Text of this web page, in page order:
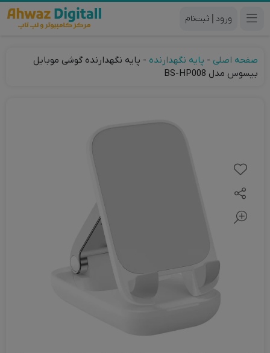
|
صفحه اصلی - پایه نگهدارنده - پایه نگهدارنده گوشی موبایل
بیسوس مدل BS-HP008